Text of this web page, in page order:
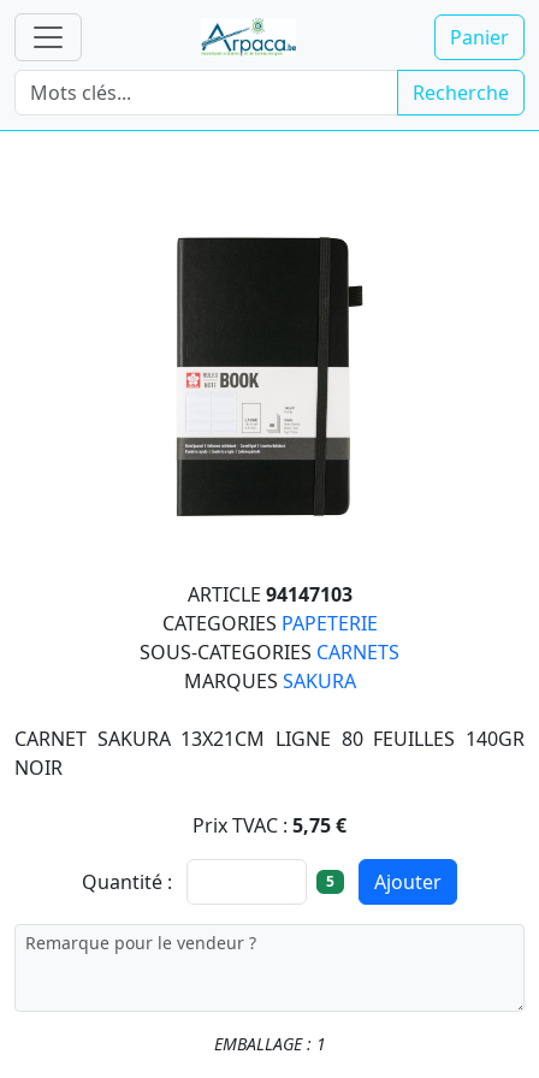
Panier
Recherche
ARTICLE 94147103
CATEGORIES PAPETERIE
SOUS-CATEGORIES CARNETS
MARQUES SAKURA
CARNET SAKURA 13X21CM LIGNE 80 FEUILLES 140GR
NOIR
Prix TVAC : 5,75 €
Quantité : 5 Ajouter
EMBALLAGE : 1